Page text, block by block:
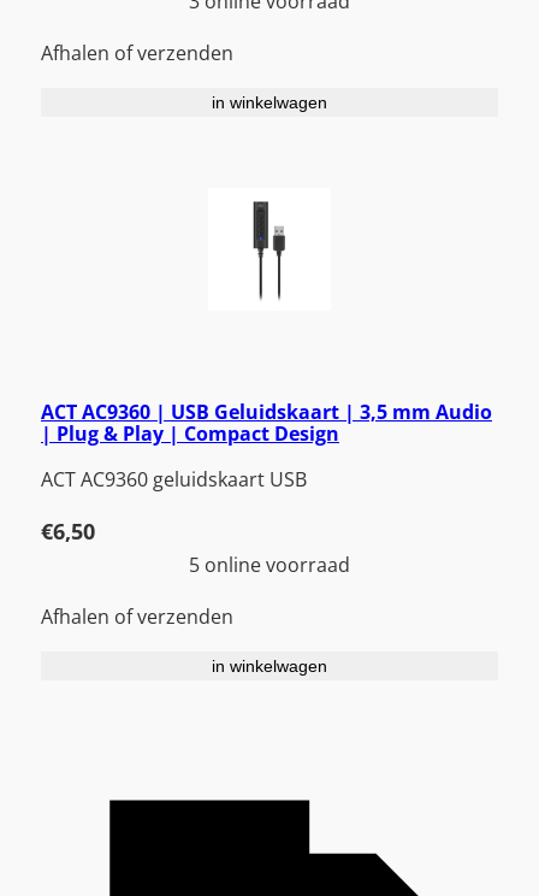
Afhalen of verzenden
in winkelwagen
ACT AC9360 | USB Geluidskaart | 3,5 mm Audio
| Plug & Play | Compact Design
ACT AC9360 geluidskaart USB
€6,50
5 online voorraad
Afhalen of verzenden
in winkelwagen